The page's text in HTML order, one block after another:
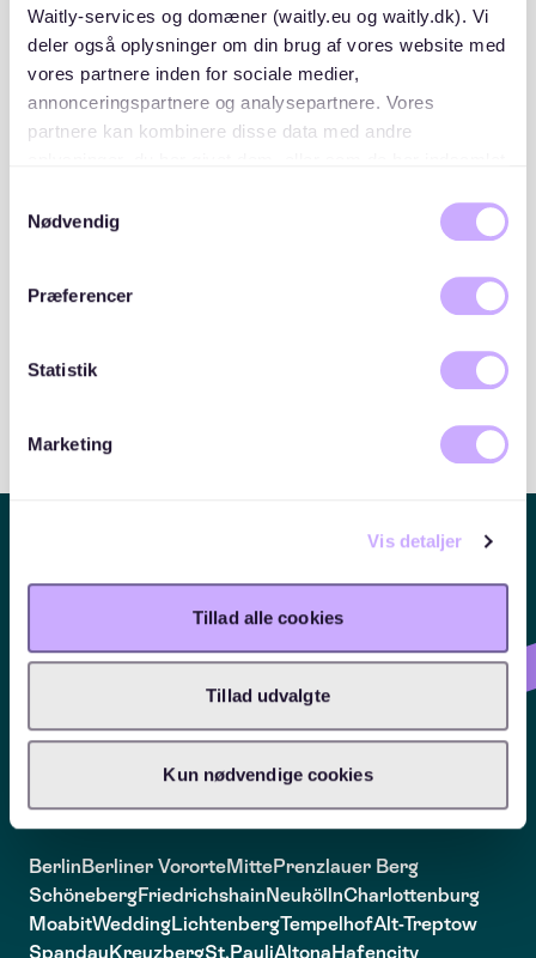
Waitly-services og domæner (waitly.eu og waitly.dk). Vi
deler også oplysninger om din brug af vores website med
vores partnere inden for sociale medier,
annonceringspartnere og analysepartnere. Vores
partnere kan kombinere disse data med andre
cookies, hvis du fortsætter med at anvende vores
Nødvendig
Præferencer
Statistik
Marketing
Vis detaljer
Tillad alle cookies
Tillad udvalgte
Kun nødvendige cookies
Was ist eine Interessenliste?
Was bringt mir der Newsletter?
Hast du keine Antwort auf deine Fragen
Falls du keine Antwort in unseren FAQ gefunden hast,
Team ist an jedem Wochentag erreichbar, und du
kannst innerhalb von 24 Stunden eine Antwort erwarten.
Hilfe finden
Allgemeine
Geschäfts-
Cookieerklärung
Vertrag widerrufen
GESCHÄFTLICH
Preise
BerlinBerliner VororteMittePrenzlauer Berg
SchönebergFriedrichshainNeuköllnCharlottenburg
MoabitWeddingLichtenbergTempelhofAlt-Treptow
SpandauKreuzbergSt.PauliAltonaHafencity